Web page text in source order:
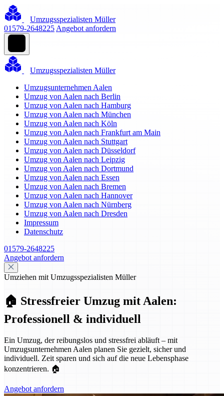
Umzugsspezialisten Müller
01579-2648225 Angebot anfordern
Umzugsspezialisten Müller
Umzugsunternehmen Aalen
Umzug von Aalen nach Berlin
Umzug von Aalen nach Hamburg
Umzug von Aalen nach München
Umzug von Aalen nach Köln
Umzug von Aalen nach Frankfurt am Main
Umzug von Aalen nach Stuttgart
Umzug von Aalen nach Düsseldorf
Umzug von Aalen nach Leipzig
Umzug von Aalen nach Dortmund
Umzug von Aalen nach Essen
Umzug von Aalen nach Bremen
Umzug von Aalen nach Hannover
Umzug von Aalen nach Nürnberg
Umzug von Aalen nach Dresden
Impressum
Datenschutz
01579-2648225
Angebot anfordern
Umziehen mit Umzugsspezialisten Müller
🏠 Stressfreier Umzug mit Aalen:
Professionell & individuell
Ein Umzug, der reibungslos und stressfrei abläuft – mit
Umzugsunternehmen Aalen planen Sie gezielt, sicher und
individuell. Zeit sparen und sich auf die neue Lebensphase
konzentrieren. 🏠
Angebot anfordern